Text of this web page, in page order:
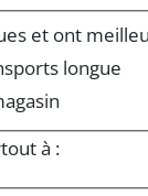
et ont
longue
à :